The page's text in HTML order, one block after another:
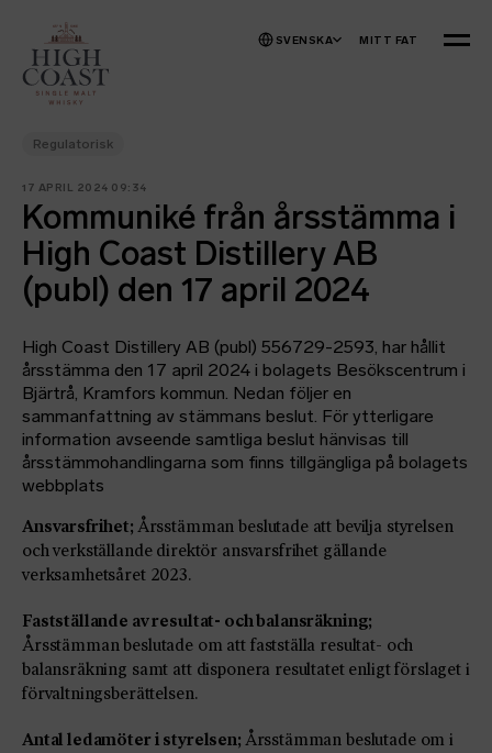
SVENSKA MITT FAT MENY
Regulatorisk
17 APRIL 2024 09:34
Kommuniké från årsstämma i
High Coast Distillery AB
(publ) den 17 april 2024
High Coast Distillery AB (publ) 556729-2593, har hållit
årsstämma den 17 april 2024 i bolagets Besökscentrum i
Bjärtrå, Kramfors kommun. Nedan följer en
sammanfattning av stämmans beslut. För ytterligare
information avseende samtliga beslut hänvisas till
årsstämmohandlingarna som finns tillgängliga på bolagets
webbplats
Ansvarsfrihet; Årsstämman beslutade att bevilja styrelsen
och verkställande direktör ansvarsfrihet gällande
verksamhetsåret 2023.
Fastställande av resultat- och balansräkning;
Årsstämman beslutade om att fastställa resultat- och
balansräkning samt att disponera resultatet enligt förslaget i
förvaltningsberättelsen.
Antal ledamöter i styrelsen; Årsstämman beslutade om i